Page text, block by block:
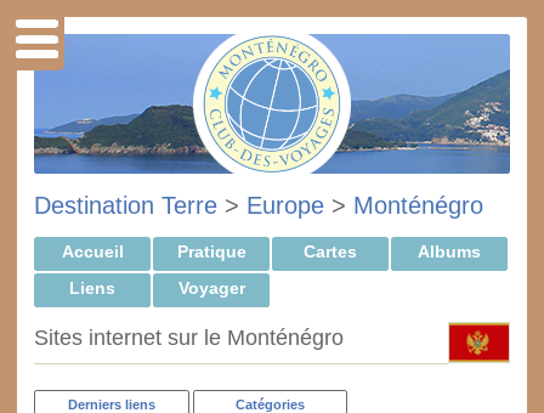
Destination Terre > Europe > Monténégro
Accueil Pratique Cartes
Albums
Liens
Voyager
Sites internet sur le Monténégro
Derniers liens Catégories